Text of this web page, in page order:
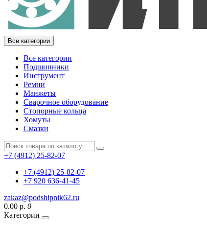
Все категории
Все категории
Подшипники
Инструмент
Ремни
Манжеты
Сварочное оборудование
Стопорные кольца
Хомуты
Смазки
+7 (4912) 25-82-07
+7 (4912) 25-82-07
+7 920 636-41-45
zakaz@podshipnik62.ru
0.00 р. 0
Категории